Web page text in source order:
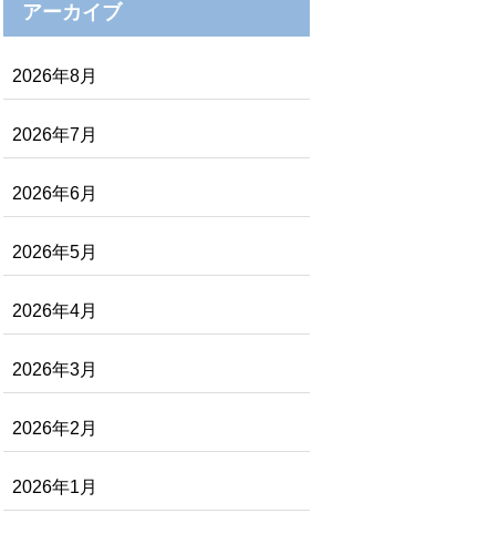
アーカイブ
2026年8月
2026年7月
2026年6月
2026年5月
2026年4月
2026年3月
2026年2月
2026年1月